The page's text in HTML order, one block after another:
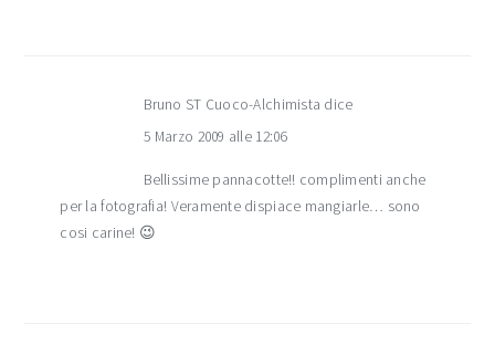
Bruno ST Cuoco-Alchimista dice
5 Marzo 2009 alle 12:06
Bellissime pannacotte!! complimenti anche
per la fotografia! Veramente dispiace mangiarle… sono
cosi carine! 😉